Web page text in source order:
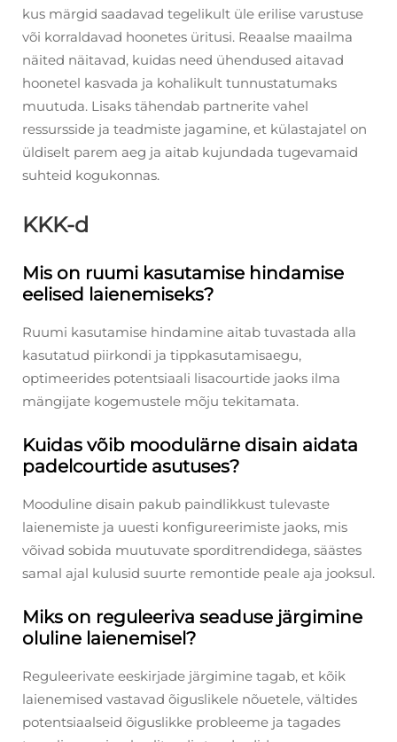
kus märgid saadavad tegelikult üle erilise varustuse
või korraldavad hoonetes üritusi. Reaalse maailma
näited näitavad, kuidas need ühendused aitavad
hoonetel kasvada ja kohalikult tunnustatumaks
muutuda. Lisaks tähendab partnerite vahel
ressursside ja teadmiste jagamine, et külastajatel on
üldiselt parem aeg ja aitab kujundada tugevamaid
suhteid kogukonnas.
KKK-d
Mis on ruumi kasutamise hindamise
eelised laienemiseks?
Ruumi kasutamise hindamine aitab tuvastada alla
kasutatud piirkondi ja tippkasutamisaegu,
optimeerides potentsiaali lisacourtide jaoks ilma
mängijate kogemustele mõju tekitamata.
Kuidas võib moodulärne disain aidata
padelcourtide asutuses?
Mooduline disain pakub paindlikkust tulevaste
laienemiste ja uuesti konfigureerimiste jaoks, mis
võivad sobida muutuvate sporditrendidega, säästes
samal ajal kulusid suurte remontide peale aja jooksul.
Miks on reguleeriva seaduse järgimine
oluline laienemisel?
Reguleerivate eeskirjade järgimine tagab, et kõik
laienemised vastavad õiguslikele nõuetele, vältides
potentsiaalseid õiguslikke probleeme ja tagades